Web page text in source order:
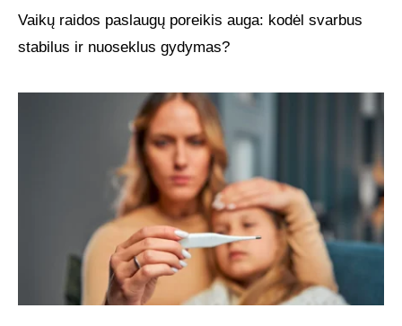
Vaikų raidos paslaugų poreikis auga: kodėl svarbus
stabilus ir nuoseklus gydymas?